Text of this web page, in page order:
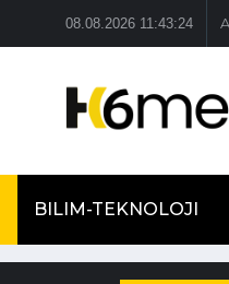
08.08.2026 11:43:26
BILIM-TEKNOLOJI